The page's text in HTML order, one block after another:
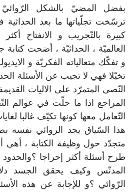
بفضل المضيّ بالشكل
ترسّخت تجلّياتها ما بعد الحداثية
كبيرة بالتّجريب و الانفتاح
العالميّة ، الحداثيّة ، أضحت كتابة
و تفكّك متعالياته الفكريّة و
تخيّلا فهي لا تجيب عن الأسئلة
النّصي المتمرّد على الاليات
المراجع اذا ما حلّت في عوالم
التّعامل معها كونها تكيّف غالبا
هذا السّياق يجد الروائي نفسه
متجدّد حول وظيفة الكتابة ، أهي
طرح أسئلة أكثر إحراجا
المدنّس وكيف يحقق الجسد
الرّوائي ؟و للإجابة عن هذه